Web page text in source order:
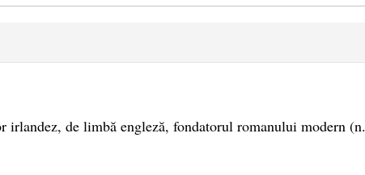
irlandez, de limbă engleză, fondatorul romanului modern (n.